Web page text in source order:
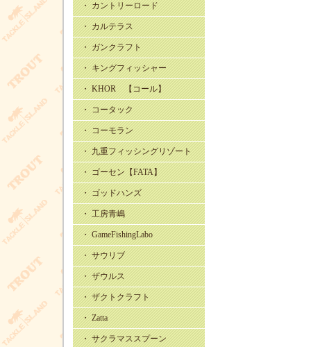
・ カントリーロード
・ カルテラス
・ ガンクラフト
・ キングフィッシャー
・ KHOR 【コール】
・ コータック
・ コーモラン
・ 九重フィッシングリゾート
・ ゴーセン【FATA】
・ ゴッドハンズ
・ 工房青嶋
・ GameFishingLabo
・ サウリブ
・ ザウルス
・ ザクトクラフト
・ Zatta
・ サクラマススプーン